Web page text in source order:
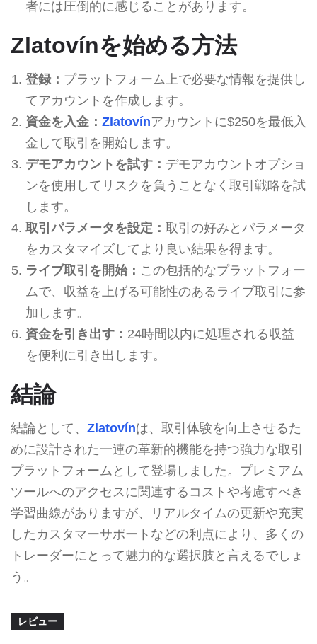
者には圧倒的に感じることがあります。
Zlatovínを始める方法
登録： プラットフォーム上で必要な情報を提供し
てアカウントを作成します。
資金を入金： Zlatovínアカウントに$250を最低入
金して取引を開始します。
デモアカウントを試す： デモアカウントオプショ
ンを使用してリスクを負うことなく取引戦略を試
します。
取引パラメータを設定： 取引の好みとパラメータ
をカスタマイズしてより良い結果を得ます。
ライブ取引を開始： この包括的なプラットフォー
ムで、収益を上げる可能性のあるライブ取引に参
加します。
資金を引き出す： 24時間以内に処理される収益
を便利に引き出します。
結論
結論として、 Zlatovínは、取引体験を向上させるた
めに設計された一連の革新的機能を持つ強力な取引
プラットフォームとして登場しました。プレミアム
ツールへのアクセスに関連するコストや考慮すべき
学習曲線がありますが、リアルタイムの更新や充実
したカスタマーサポートなどの利点により、多くの
トレーダーにとって魅力的な選択肢と言えるでしょ
う。
レビュー